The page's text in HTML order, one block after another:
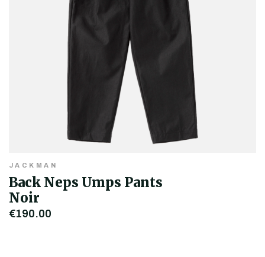
JACKMAN
Back Neps Umps Pants
Noir
€190,00